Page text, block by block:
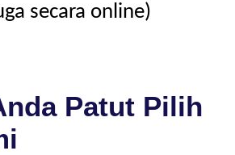
secara online)
Patut Pilih